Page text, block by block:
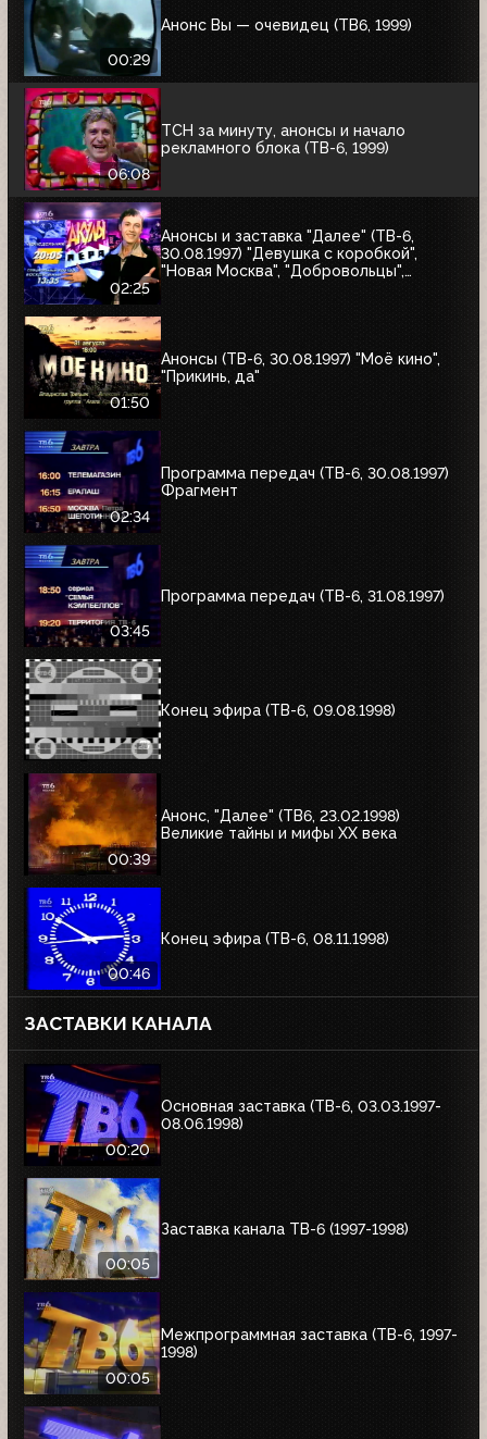
00:29
Анонс Вы — очевидец (ТВ6, 1999)
06:08
ТСН за минуту, анонсы и начало
рекламного блока (ТВ-6, 1999)
02:25
Анонсы и заставка "Далее" (ТВ-6,
30.08.1997) "Девушка с коробкой",
"Новая Москва", "Добровольцы",
01:50
Анонсы (ТВ-6, 30.08.1997) "Моё кино",
"Прикинь, да"
02:34
Программа передач (ТВ-6, 30.08.1997)
Фрагмент
03:45
Программа передач (ТВ-6, 31.08.1997)
Конец эфира (ТВ-6, 09.08.1998)
00:39
Анонс, "Далее" (ТВ6, 23.02.1998)
Великие тайны и мифы XX века
00:46
Конец эфира (ТВ-6, 08.11.1998)
ЗАСТАВКИ КАНАЛА
00:20
Основная заставка (ТВ-6, 03.03.1997-
08.06.1998)
00:05
Заставка канала ТВ-6 (1997-1998)
00:05
Межпрограммная заставка (ТВ-6, 1997-
1998)